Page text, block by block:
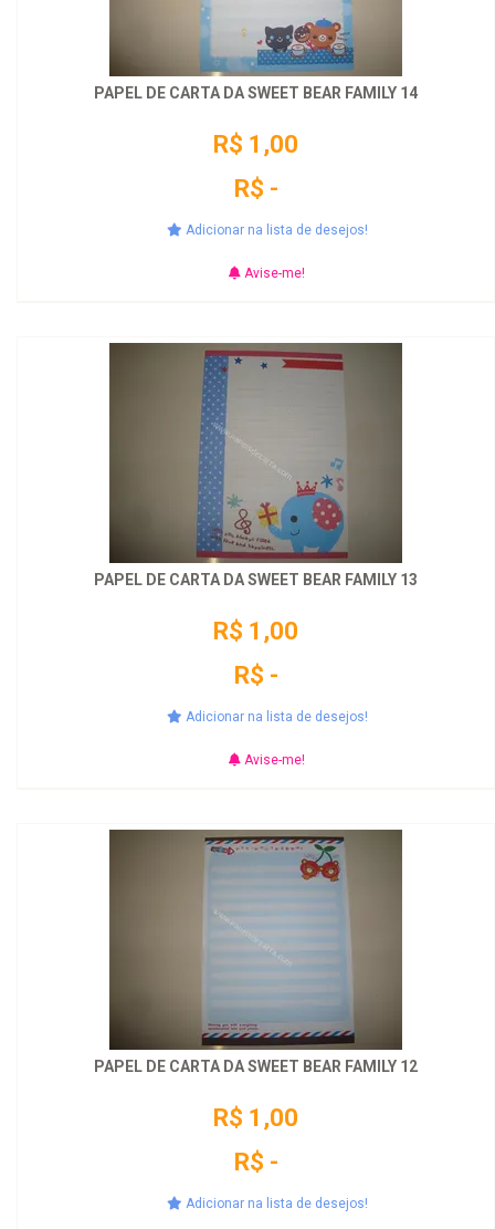
PAPEL DE CARTA DA SWEET BEAR FAMILY 14
R$ 1,00
R$ -
Adicionar na lista de desejos!
Avise-me!
PAPEL DE CARTA DA SWEET BEAR FAMILY 13
R$ 1,00
R$ -
Adicionar na lista de desejos!
Avise-me!
PAPEL DE CARTA DA SWEET BEAR FAMILY 12
R$ 1,00
R$ -
Adicionar na lista de desejos!